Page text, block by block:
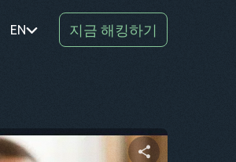
EN
RO
지금 해킹하기